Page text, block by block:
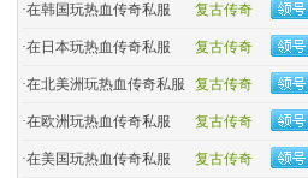
复古传奇
·在韩国玩热血传奇私服
复古传奇
·在日本玩热血传奇私服
复古传奇
·在北美洲玩热血传奇私服
复古传奇
·在欧洲玩热血传奇私服
复古传奇
·在美国玩热血传奇私服